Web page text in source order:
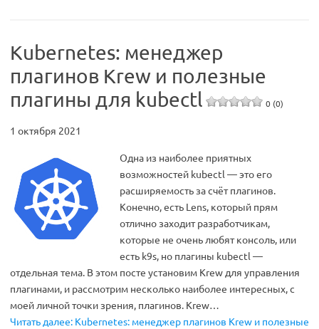
Kubernetes: менеджер
плагинов Krew и полезные
плагины для kubectl
0 (0)
1 октября 2021
Одна из наиболее приятных
возможностей kubectl — это его
расширяемость за счёт плагинов.
Конечно, есть Lens, который прям
отлично заходит разработчикам,
которые не очень любят консоль, или
есть k9s, но плагины kubectl —
отдельная тема. В этом посте установим Krew для управления
плагинами, и рассмотрим несколько наиболее интересных, с
моей личной точки зрения, плагинов. Krew…
Читать далее: Kubernetes: менеджер плагинов Krew и полезные